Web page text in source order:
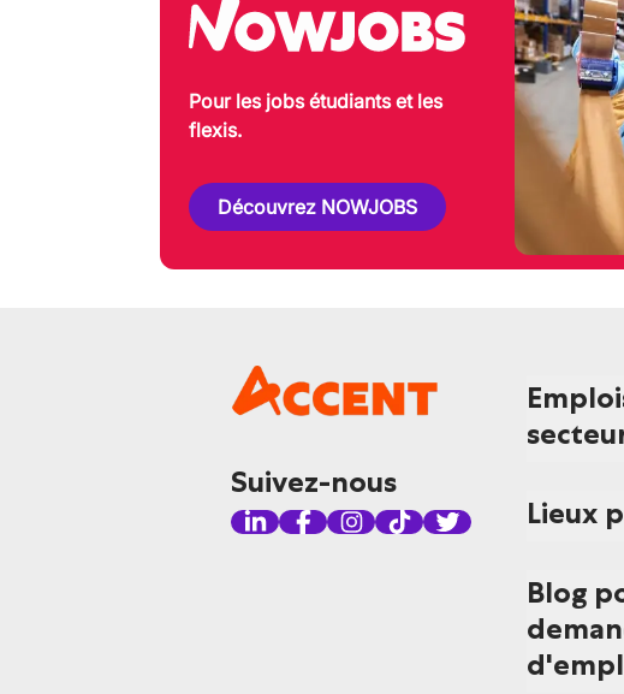
Pour les jobs étudiants et les
flexis.
Découvrez NOWJOBS
Suivez-nous
Lieux
Blog